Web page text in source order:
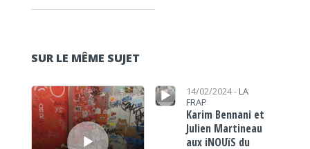
SUR LE MÊME SUJET
Lecteur audio
Lecteur audio 14/02/2024 - LA
FRAP
Karim Bennani et
Julien Martineau
aux iNOUïS du